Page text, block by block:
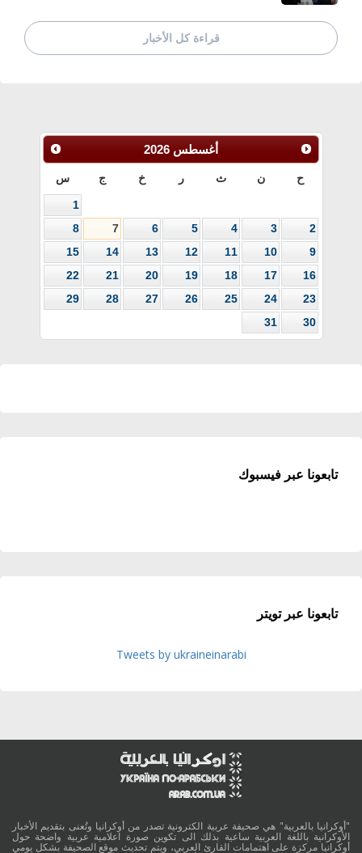
قراءة كل الأخبار
أغسطس 2026
ح ن ث ر خ ج س
1
2
3
4
5
6
7
8
9
10
11
12
13
14
15
16
17
18
19
20
21
22
23
24
25
26
27
28
29
30
31
تابعونا عبر فيسبوك
تابعونا عبر تويتر
Tweets by ukraineinarabi
"أوكرانيا بالعربية" هي صحيفة عربية الكترونية تصدر من أوكرانيا وتُعنى بتقديم الأخبار
الأوكرانية باللغة العربية ساعية بذلك الى تكوين صورة اعلامية عربية واضحة حول
أوكرانيا مركزة على اهتمامات القارئ العربي، ويتم تحديث موقع الصحيفة بشكل يومي